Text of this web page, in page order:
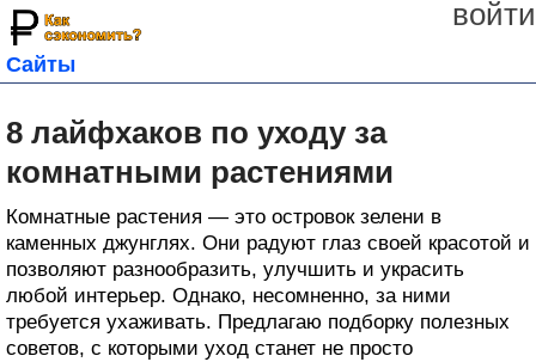
войти
Сайты
8 лайфхаков по уходу за
комнатными растениями
Комнатные растения — это островок зелени в
каменных джунглях. Они радуют глаз своей красотой и
позволяют разнообразить, улучшить и украсить
любой интерьер. Однако, несомненно, за ними
требуется ухаживать. Предлагаю подборку полезных
советов, с которыми уход станет не просто